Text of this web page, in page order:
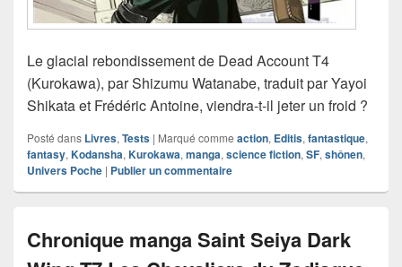
Le glacial rebondissement de Dead Account T4
(Kurokawa), par Shizumu Watanabe, traduit par Yayoi
Shikata et Frédéric Antoine, viendra-t-il jeter un froid ?
Posté dans Livres, Tests | Marqué comme action, Editis, fantastique,
fantasy, Kodansha, Kurokawa, manga, science fiction, SF, shônen,
Univers Poche | Publier un commentaire
Chronique manga Saint Seiya Dark